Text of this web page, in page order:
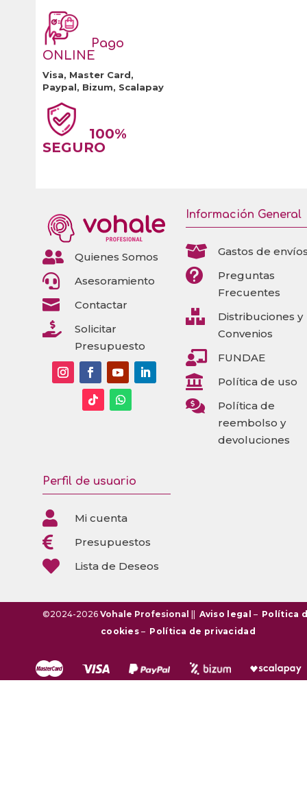
Pago
ONLINE
Visa, Master Card,
Paypal, Bizum, Scalapay
100%
SEGURO
 Quienes Somos
 Asesoramiento
 Contactar

Solicitar
Presupuesto
Información General
 Gastos de

Preguntas
Frecuentes

Distribuciones y
Convenios
 FUNDAE
 Política de uso

Política de
reembolso y
devoluciones
Perfil de usuario
 Mi cuenta
 Presupuestos
 Lista de Deseos
©2024-2026 Vohale Profesional Aviso legal – Política
cookies– Política de privacidad